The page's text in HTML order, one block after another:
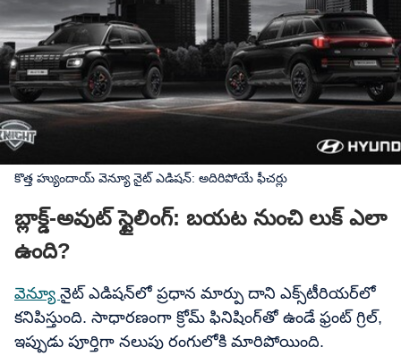
కొత్త హ్యుందాయ్ వెన్యూ నైట్ ఎడిషన్: అదిరిపోయే ఫీచర్లు
బ్లాక్డ్-అవుట్ స్టైలింగ్: బయట నుంచి లుక్ ఎలా
ఉంది?
వెన్యూ నైట్ ఎడిషన్‌లో ప్రధాన మార్పు దాని ఎక్స్‌టీరియర్‌లో
కనిపిస్తుంది. సాధారణంగా క్రోమ్ ఫినిషింగ్‌తో ఉండే ఫ్రంట్ గ్రిల్,
ఇప్పుడు పూర్తిగా నలుపు రంగులోకి మారిపోయింది.